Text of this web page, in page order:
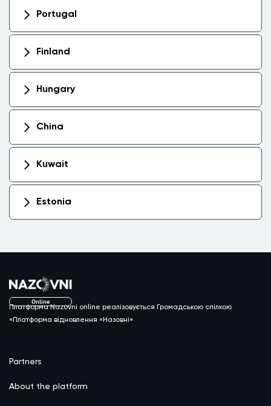
Portugal
Finland
Hungary
China
Kuwait
Estonia
Online
Платформа Nazovni online реалізовується Громадською спілкою
«Платформа відновлення «Назовні»
Partners
About the platform